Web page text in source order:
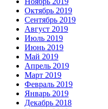
Октябрь 2019
Сентябрь 2019
Август 2019
Июль 2019
Июнь 2019
Май 2019
Апрель 2019
Март 2019
Февраль 2019
Январь 2019
Декабрь 2018